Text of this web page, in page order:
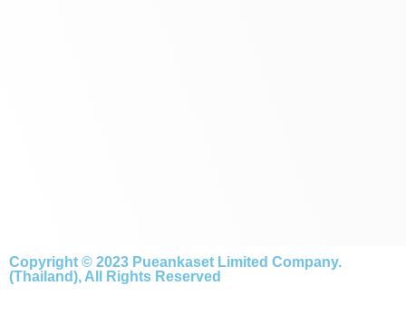
Copyright © 2023 Pueankaset Limited Company.
(Thailand), All Rights Reserved